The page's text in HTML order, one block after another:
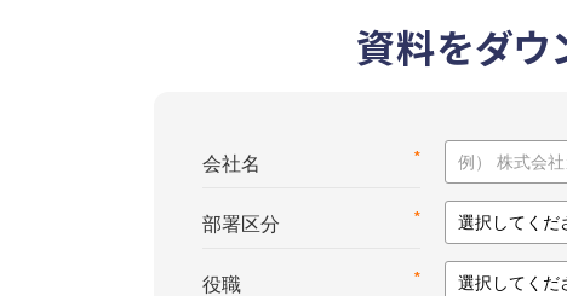
資料をダウ
*
会社名
*
部署区分
*
役職